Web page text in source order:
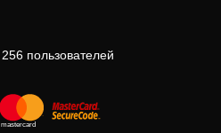
256 пользователей